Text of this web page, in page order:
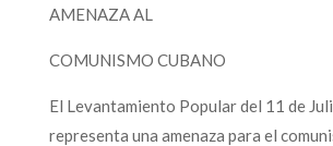
AMENAZA AL
COMUNISMO CUBANO
El Levantamiento Popular del 11 de
representa una amenaza para el